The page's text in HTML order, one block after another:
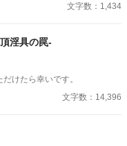
いまま、 彼は“部下”の手によ
れないほどに深い。 だが、篠
望ではなかった。 そこには、
かに“支配される”ところ、き
だったはずの男が、 支配され
文字数：1,434
淫具の罠-
しんでいただけたら幸いです。
文字数：14,396